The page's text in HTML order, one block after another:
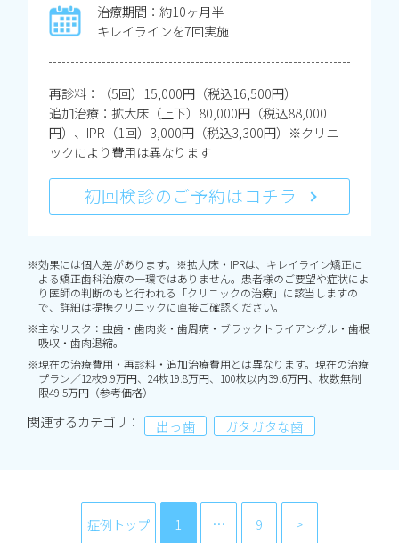
治療期間：約10ヶ月半
キレイラインを7回実施
再診料：（5回）15,000円（税込16,500円）
追加治療：拡大床（上下）80,000円（税込88,000
円）、IPR（1回）3,000円（税込3,300円）※クリニ
ックにより費用は異なります
初回検診のご予約はコチラ
※効果には個人差があります。※拡大床・IPRは、キレイライン矯正に
よる矯正歯科治療の一環ではありません。患者様のご要望や症状によ
り医師の判断のもと行われる「クリニックの治療」に該当しますの
で、詳細は提携クリニックに直接ご確認ください。
※主なリスク：虫歯・歯肉炎・歯周病・ブラックトライアングル・歯根
吸収・歯肉退縮。
※現在の治療費用・再診料・追加治療費用とは異なります。現在の治療
プラン／12枚9.9万円、24枚19.8万円、100枚以内39.6万円、枚数無制
限49.5万円（参考価格）
関連するカテゴリ： 出っ歯 ガタガタな歯
症例トップ 1 … 9